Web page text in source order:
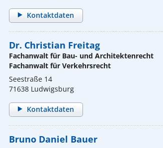
Kontaktdaten
Dr. Christian Freitag
Fachanwalt für Bau- und Architektenrecht
Fachanwalt für Verkehrsrecht
Seestraße 14
71638 Ludwigsburg
Kontaktdaten
Bruno Daniel Bauer